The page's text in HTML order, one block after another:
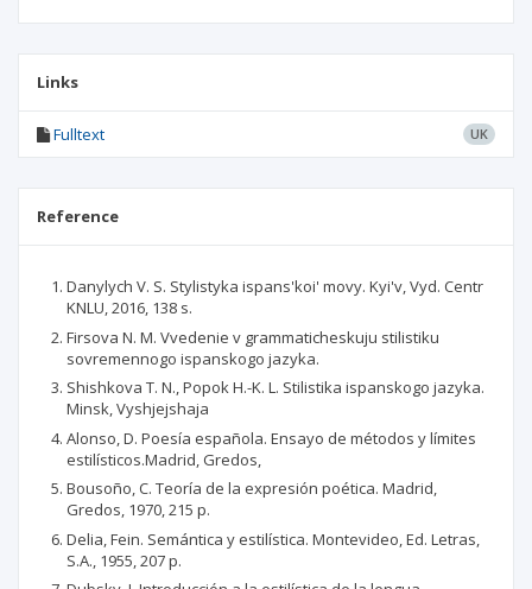
Links
Fulltext UK
Reference
Danylych V. S. Stylistyka ispans'koi' movy. Kyi'v, Vyd. Centr
KNLU, 2016, 138 s.
Firsova N. M. Vvedenie v grammaticheskuju stilistiku
sovremennogo ispanskogo jazyka.
Shishkova T. N., Popok H.-K. L. Stilistika ispanskogo jazyka.
Minsk, Vyshjejshaja
Alonso, D. Poesía española. Ensayo de métodos y límites
estilísticos.Madrid, Gredos,
Bousoño, C. Teoría de la expresión poética. Madrid,
Gredos, 1970, 215 p.
Delia, Fein. Semántica y estilística. Montevideo, Ed. Letras,
S.A., 1955, 207 p.